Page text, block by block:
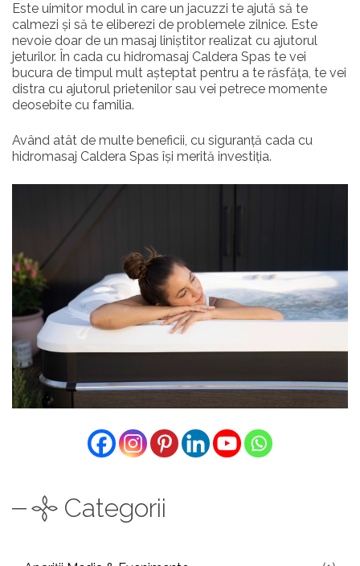
Este uimitor modul în care un jacuzzi te ajută să te
calmezi și să te eliberezi de problemele zilnice. Este
nevoie doar de un masaj liniștitor realizat cu ajutorul
jeturilor. În cada cu hidromasaj Caldera Spas te vei
bucura de timpul mult așteptat pentru a te răsfăța, te vei
distra cu ajutorul prietenilor sau vei petrece momente
deosebite cu familia.
Având atât de multe beneficii, cu siguranță cada cu
hidromasaj Caldera Spas își merită investiția.
Categorii